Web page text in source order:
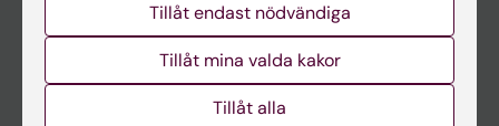
Studentmejlen
Kurs- och programwebbar
Tillåt endast nödvändiga
Tillåt mina valda kakor
Tillåt alla